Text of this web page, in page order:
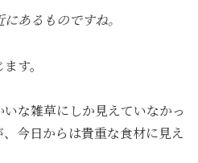
にあるものですね。
す。
な雑草にしか見えていなかっ
今日からは貴重な食材に見え